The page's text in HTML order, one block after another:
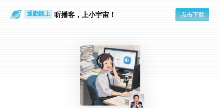
通勤路上 听播客，上小宇宙！ 点击下载